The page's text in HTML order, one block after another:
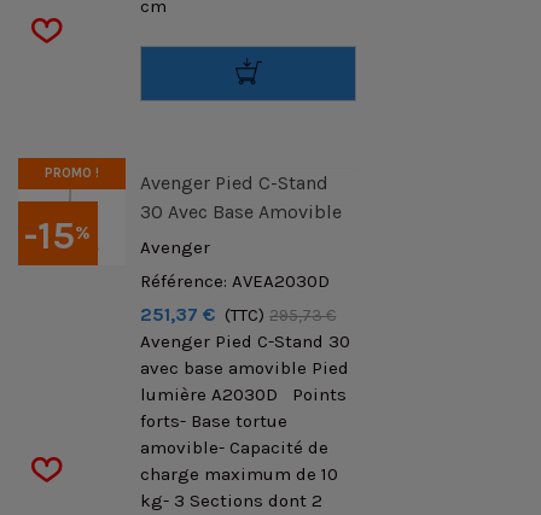
cm
-15%
PROMO !
Avenger Pied C-Stand
30 Avec Base Amovible
Avenger
Référence: AVEA2030D
251,37 € (TTC) 295,73 €
Avenger Pied C-Stand 30
avec base amovible Pied
lumière A2030D Points
forts- Base tortue
amovible- Capacité de
charge maximum de 10
kg- 3 Sections dont 2